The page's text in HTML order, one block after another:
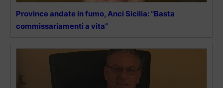
Province andate in fumo, Anci Sicilia: “Basta
commissariamenti a vita”